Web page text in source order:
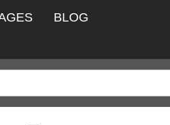
BLOG